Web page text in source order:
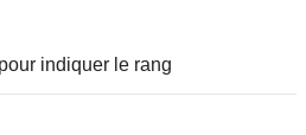
indiquer le rang